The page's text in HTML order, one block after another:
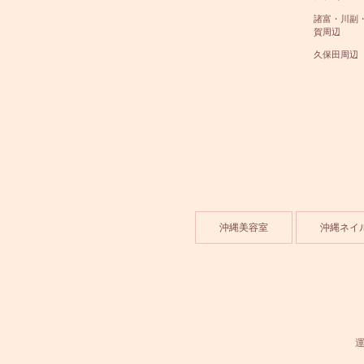
諸富・川副
賀周辺
久保田周辺
沖縄美容室 沖縄ネイ